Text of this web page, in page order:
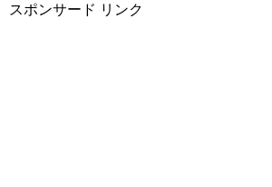
スポンサード リンク